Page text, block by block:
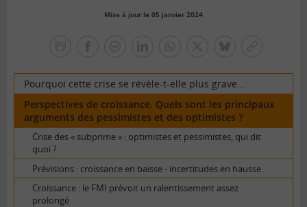
Mise à jour le 05 janvier 2024
tous
Pourquoi cette crise se révèle-t-elle plus grave...
Perspectives de croissance. Quels sont les principaux
arguments des pessimistes et des optimistes ?
Crise des « subprime » : optimistes et pessimistes, qui dit
quoi ?
Prévisions : croissance en baisse - incertitudes en hausse.
Croissance : le FMI prévoit un ralentissement assez
prolongé